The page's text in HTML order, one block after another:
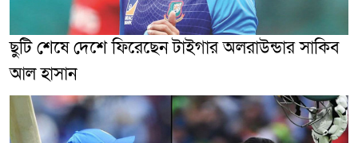
ছুটি শেষে দেশে ফিরেছেন টাইগার অলরাউন্ডার সাকিব
আল হাসান